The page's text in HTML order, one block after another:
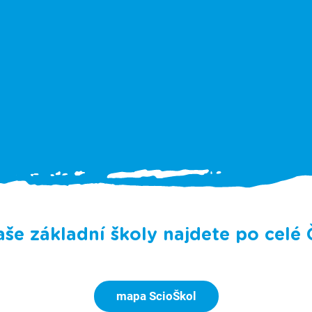
základní školy najdete po celé
mapa ScioŠkol